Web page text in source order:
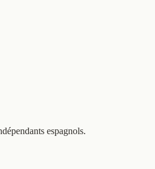
espagnols.